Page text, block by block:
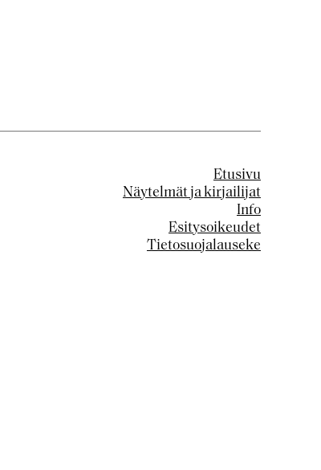
Etusivu
Näytelmät ja kirjailijat
Info
Esitysoikeudet
Tietosuojalauseke